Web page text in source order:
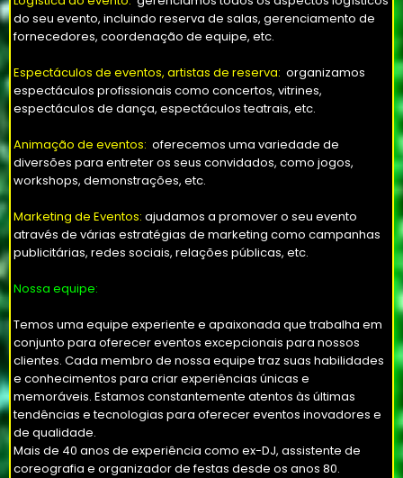
do seu evento, incluindo reserva de salas, gerenciamento de
fornecedores, coordenação de equipe, etc.
Espectáculos de eventos, artistas de reserva: organizamos
espectáculos profissionais como concertos, vitrines,
espectáculos de dança, espectáculos teatrais, etc.
Animação de eventos: oferecemos uma variedade de
diversões para entreter os seus convidados, como jogos,
workshops, demonstrações, etc.
Marketing de Eventos: ajudamos a promover o seu evento
através de várias estratégias de marketing como campanhas
publicitárias, redes sociais, relações públicas, etc.
Nossa equipe:
Temos uma equipe experiente e apaixonada que trabalha em
conjunto para oferecer eventos excepcionais para nossos
clientes. Cada membro de nossa equipe traz suas habilidades
e conhecimentos para criar experiências únicas e
memoráveis. Estamos constantemente atentos às últimas
tendências e tecnologias para oferecer eventos inovadores e
de qualidade.
Mais de 40 anos de experiência como ex-DJ, assistente de
coreografia e organizador de festas desde os anos 80.